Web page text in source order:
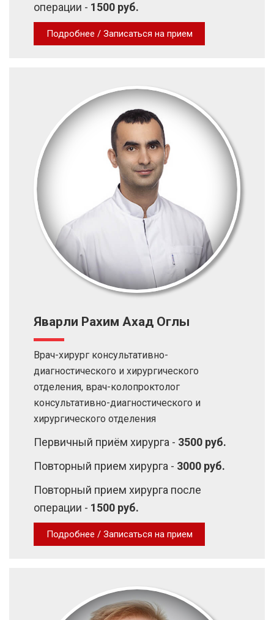
операции - 1500 руб.
Подробнее / Записаться на прием
Яварли Рахим Ахад Оглы
Врач-хирург консультативно-
диагностического и хирургического
отделения, врач-колопроктолог
консультативно-диагностического и
хирургического отделения
Первичный приём хирурга - 3500 руб.
Повторный прием хирурга - 3000 руб.
Повторный прием хирурга после
операции - 1500 руб.
Подробнее / Записаться на прием